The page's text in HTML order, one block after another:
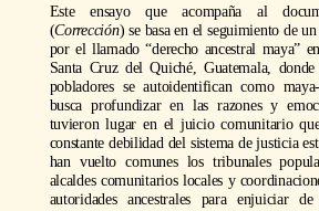
Este ensayo que acompaña al
(Corrección) se basa en el seguimiento de
por el llamado “derecho ancestral maya”
Santa Cruz del Quiché, Guatemala,
pobladores se autoidentifican como
busca profundizar en las razones y
tuvieron lugar en el juicio comunitario
constante debilidad del sistema de justicia
han vuelto comunes los tribunales
alcaldes comunitarios locales y
autoridades ancestrales para enjuiciar